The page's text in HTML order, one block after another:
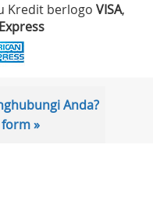
Kredit berlogo VISA,
Anda?
»